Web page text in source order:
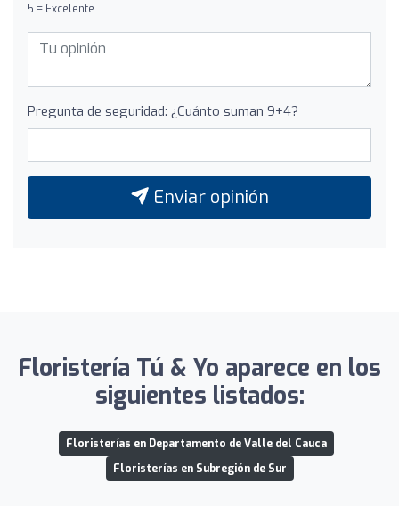
5 = Excelente
Pregunta de seguridad: ¿Cuánto suman 9+4?
Enviar opinión
Floristería Tú & Yo aparece en los
siguientes listados:
Floristerías en Departamento de Valle del Cauca
Floristerías en Subregión de Sur